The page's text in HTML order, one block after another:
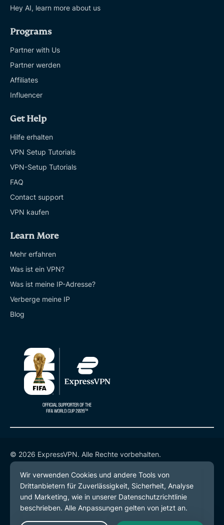
Hey AI, learn more about us
Programs
Partner with Us
Partner werden
Affiliates
Influencer
Get Help
Hilfe erhalten
VPN Setup Tutorials
VPN-Setup Tutorials
FAQ
Contact support
VPN kaufen
Learn More
Mehr erfahren
Was ist ein VPN?
Was ist meine IP-Adresse?
Verberge meine IP
Blog
© 2026 ExpressVPN. Alle Rechte vorbehalten.
Datenschutzrichtlinie
Servicebedingungen
Cookie-Einstellungen